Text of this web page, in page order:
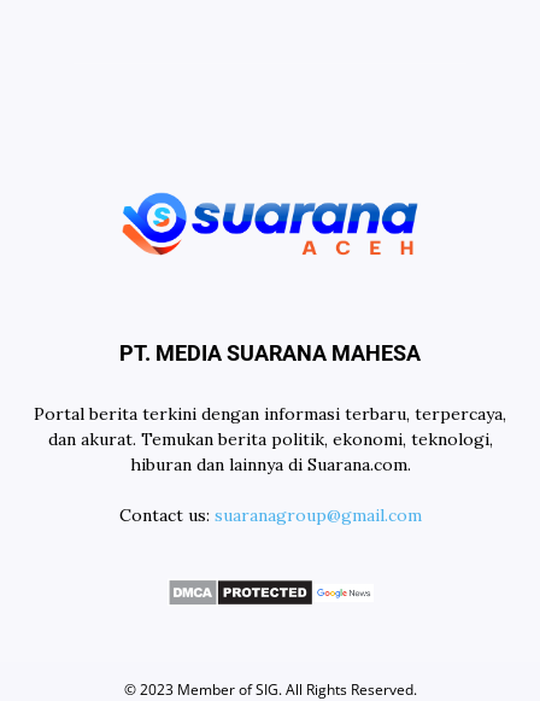
PT. MEDIA SUARANA MAHESA
Portal berita terkini dengan informasi terbaru, terpercaya,
dan akurat. Temukan berita politik, ekonomi, teknologi,
hiburan dan lainnya di Suarana.com.
Contact us: suaranagroup@gmail.com
© 2023 Member ofSIG. All Rights Reserved.